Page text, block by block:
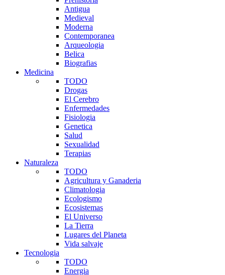
Antigua
Medieval
Moderna
Contemporanea
Arqueologia
Belica
Biografias
Medicina
TODO
Drogas
El Cerebro
Enfermedades
Fisiologia
Genetica
Salud
Sexualidad
Terapias
Naturaleza
TODO
Agricultura y Ganaderia
Climatologia
Ecologismo
Ecosistemas
El Universo
La Tierra
Lugares del Planeta
Vida salvaje
Tecnologia
TODO
Energia